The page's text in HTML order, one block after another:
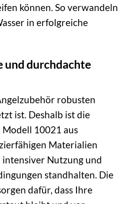
können. So verwandeln
in erfolgreiche
und durchdachte
robusten
ist. Deshalb ist die
10021 aus
Materialien
Nutzung und
standhalten. Die
dafür, dass Ihre